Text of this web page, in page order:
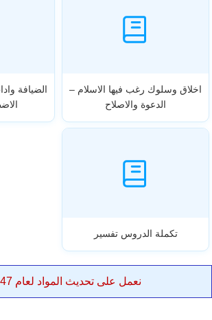
اخلاق وسلوك رغب فيها الاسلام –
الدعوة والاصلاح
الضيافة
تكملة الدروس تفسير
نعمل على تحديث المواد لعام 1447 هـ